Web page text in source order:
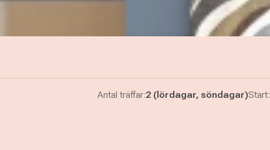
Antal träffar:2 (lördagar, söndagar)Start: